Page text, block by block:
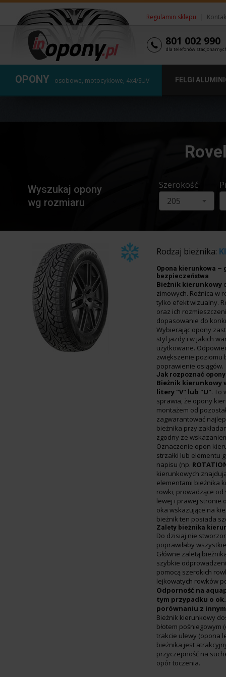
Regulamin sklepu
801 002 990
dla telefonów
OPONY osobowe, motocyklowe, 4x4/SUV FELGI
Wyszukaj opony
wg rozmiaru
Szerokość
205
Rodzaj bieżnika:
Opona kierunkowa –
bezpieczeństwa
Bieżnik kierunkowy
zimowych. Rożnica w
tylko efekt wizualny.
oraz ich
dopasowanie do
Wybierając opony
styl jazdy i w jakich
użytkowane.
zwiększenie poziomu
poprawienie osiągów.
Jak rozpoznać
Bieżnik kierunkowy
litery "V" lub "U". To
sprawia, że opony
montażem od
zagwarantować
bieżnika przy
zgodny ze
Oznaczenie opon
strzałki lub elementu
napisu (np.
kierunkowych
elementami bieżnika
rowki, prowadzące
lewej i prawej stronie
oka wskazujące na
bieżnik ten posiada
Zalety bieżnika
Do dzisiaj nie
poprawiłaby
Główne zaletą
szybkie
pomocą szerokich
lejkowatych rowków
Odporność na
tym przypadku o ok.
porównaniu z
Bieżnik kierunkowy
błotem pośniegowym
trakcie ulewy (opona
bieżnika jest
przyczepność na
opór toczenia.